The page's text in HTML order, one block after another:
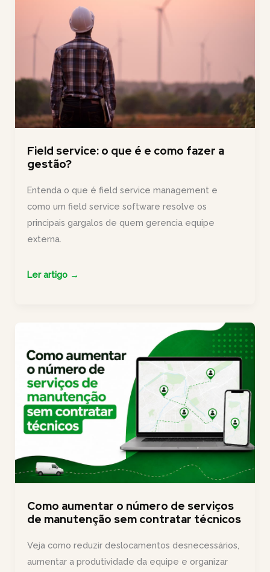
de
Field service: o que é e como fazer a
gestão?
Entenda o que é field service management e
como um field service software resolve os
principais gargalos de quem gerencia equipe
externa.
Field
e
como
fazer
a
gestão?
Ler artigo →
Como aumentar o número de serviços
de manutenção sem contratar técnicos
Veja como reduzir deslocamentos desnecessários,
aumentar a produtividade da equipe e organizar